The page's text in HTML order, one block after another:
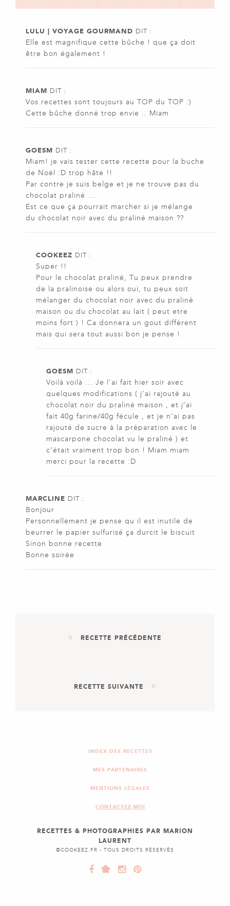
LULU | VOYAGE GOURMAND DIT :
Elle est magnifique cette bûche ! que ça doit
être bon également !
MIAM DIT :
Vos recettes sont toujours au TOP du TOP :)
Cette bûche donné trop envie .. Miam
GOESM DIT :
Miam! je vais tester cette recette pour la buche
de Noël :D trop hâte !!
Par contre je suis belge et je ne trouve pas du
chocolat praliné …
Est ce que ça pourrait marcher si je mélange
du chocolat noir avec du praliné maison ??
COOKEEZ DIT :
Super !!
Pour le chocolat praliné, Tu peux prendre
de la pralinoise ou alors oui, tu peux soit
mélanger du chocolat noir avec du praliné
maison ou du chocolat au lait ( peut etre
moins fort ) ! Ca donnera un gout différent
mais qui sera tout aussi bon je pense !
GOESM DIT :
Voilà voilà … Je l’ai fait hier soir avec
quelques modifications ( j’ai rajouté au
chocolat noir du praliné maison , et j’ai
fait 40g farine/40g fécule , et je n’ai pas
rajouté de sucre à la préparation avec le
mascarpone chocolat vu le praliné ) et
c’était vraiment trop bon ! Miam miam
merci pour la recette :D
MARCLINE DIT :
Bonjour
Personnellement je pense qu il est inutile de
beurrer le papier sulfurisé ça durcit le biscuit
Sinon bonne recette
Bonne soirée
RECETTE PRÉCÉDENTE
MUFFINS ♥ NUTELLA DE
RECETTE SUIVANTE
INDEX DES RECETTES
MES PARTENAIRES
MENTIONS LÉGALES
CONTACTEZ-MOI
RECETTES & PHOTOGRAPHIES PAR MARION
LAURENT
©COOKEEZ.FR - TOUS DROITS RÉSERVÉS